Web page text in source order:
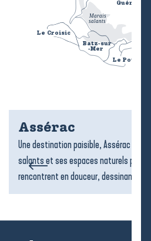
Batz-sur
-Mer
Le
Le Croisic
Marais
salants
Assérac
Une destination paisible, Assérac
salants et ses espaces naturels
rencontrent en douceur, dessinant des...